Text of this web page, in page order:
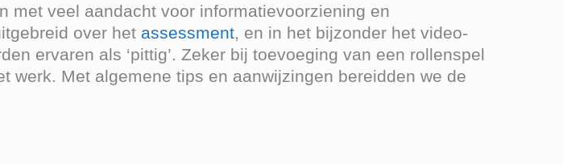
met veel aandacht voor informatievoorziening en
over het assessment, en in het bijzonder het video-
ervaren als ‘pittig’. Zeker bij toevoeging van een rollenspel
Met algemene tips en aanwijzingen bereidden we de